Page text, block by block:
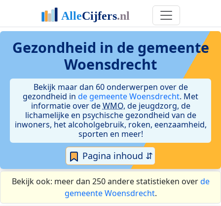
Gezondheid in de gemeente
Woensdrecht
Bekijk maar dan 60 onderwerpen over de
gezondheid in de gemeente Woensdrecht. Met
informatie over deWMO, de jeugdzorg, de
lichamelijke en psychische gezondheid van de
inwoners, het alcoholgebruik, roken, eenzaamheid,
sporten en meer!
Pagina inhoud ⇵
Bekijk ook: meer dan 250 andere statistieken overde
gemeente Woensdrecht.